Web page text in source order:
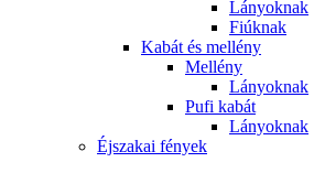
Lányoknak
Fiúknak
Kabát és mellény
Mellény
Lányoknak
Pufi kabát
Lányoknak
Éjszakai fények